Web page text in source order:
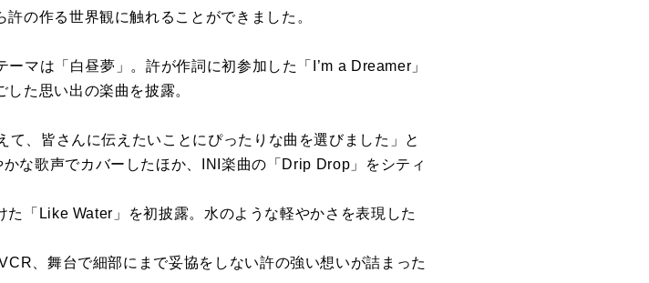
の作る世界観に触れることができました。
マは「白昼夢」。許が作詞に初参加した「I’m a Dreamer」
た思い出の楽曲を披露。
て、皆さんに伝えたいことにぴったりな曲を選びました」と
な歌声でカバーしたほか、INI楽曲の「Drip Drop」をシティ
「Like Water」を初披露。水のような軽やかさを表現した
、舞台で細部にまで妥協をしない許の強い想いが詰まった